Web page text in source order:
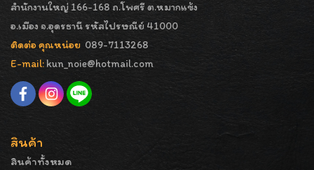
สำนักงานใหญ่ 166-168 ถ.โพศรี ต.หมากแข้ง
อ.เมือง จ.อุดรธานี รหัสไปรษณีย์ 41000
ติดต่อ คุณหน่อย 089-7113268
E-mail: kun_noie@hotmail.com
สินค้า
สินค้าทั้งหมด